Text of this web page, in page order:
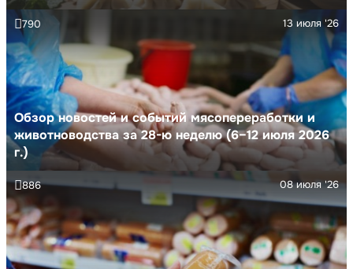
Обзор новостей и событий мясопереработки и
животноводства за 28-ю неделю (6–12 июля 2026
г.)
13 июля '26
790
08 июля '26
886